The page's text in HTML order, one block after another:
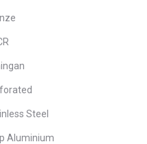
Steel
Aluminium